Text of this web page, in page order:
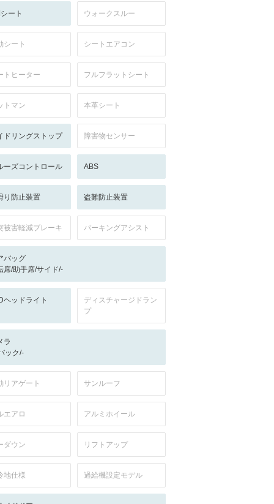
ート ウォークスルー
シート シートエアコン
トヒーター フルフラットシート
トマン 本革シート
ドリングストップ 障害物センサー
ーズコントロール ABS
り防止装置 盗難防止装置
被害軽減ブレーキ パーキングアシスト
バッグ
席/助手席/サイド/-
ヘッドライト
ディスチャージドラン
プ
ラ
ック/-
リアゲート サンルーフ
エアロ アルミホイール
ダウン リフトアップ
地仕様 過給機設定モデル